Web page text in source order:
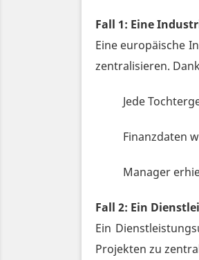
Fall 1: Eine
Eine europäische
zentralisieren.
Jede
Finanzdaten
Manager
Fall 2: Ein
Ein
Projekten zu